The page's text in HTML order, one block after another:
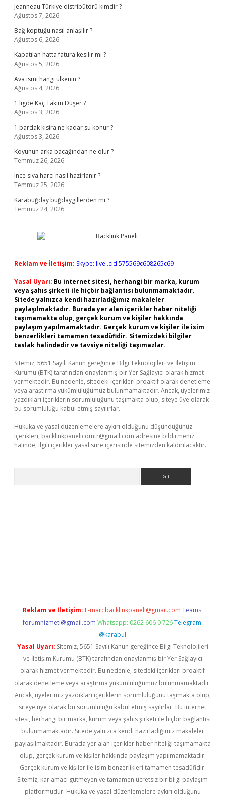
Jeanneau Türkiye distribütörü kimdir ?
Ağustos 7, 2026
Bağ koptuğu nasıl anlaşılır ?
Ağustos 6, 2026
Kapatılan hatta fatura kesilir mi ?
Ağustos 5, 2026
Ava ismi hangi ülkenin ?
Ağustos 4, 2026
1 ligde Kaç Takim Düşer ?
Ağustos 3, 2026
1 bardak kisira ne kadar su konur ?
Ağustos 3, 2026
Koyunun arka bacağından ne olur ?
Temmuz 26, 2026
Ince sıva harcı nasıl hazirlanir ?
Temmuz 25, 2026
Karabuğday buğdaygillerden mi ?
Temmuz 24, 2026
Reklam ve İletişim: Skype: live:.cid.575569c608265c69
Yasal Uyarı: Bu internet sitesi, herhangi bir marka, kurum
veya şahıs şirketi ile hiçbir bağlantısı bulunmamaktadır.
Sitede yalnızca kendi hazırladığımız makaleler
paylaşılmaktadır. Burada yer alan içerikler haber niteliği
taşımamakta olup, gerçek kurum ve kişiler hakkında
paylaşım yapılmamaktadır. Gerçek kurum ve kişiler ile isim
benzerlikleri tamamen tesadüfidir. Sitemizdeki bilgiler
taslak halindedir ve tavsiye niteliği taşımazlar.
Sitemiz, 5651 Sayılı Kanun gereğince Bilgi Teknolojileri ve İletişim
Kurumu (BTK) tarafından onaylanmış bir Yer Sağlayıcı olarak hizmet
vermektedir. Bu nedenle, sitedeki içerikleri proaktif olarak denetleme
veya araştırma yükümlülüğümüz bulunmamaktadır. Ancak, üyelerimiz
yazdıkları içeriklerin sorumluluğunu taşımakta olup, siteye üye olarak
bu sorumluluğu kabul etmiş sayılırlar.
Hukuka ve yasal düzenlemelere aykırı olduğunu düşündüğünüz
içerikleri, backlinkpanelicomtr@gmail.com adresine bildirmeniz
halinde, ilgili içerikler yasal süre içerisinde sitemizden kaldırılacaktır.
Reklam ve İletişim: E-mail: backlinkpaneli@gmail.com Teams:
forumhizmeti@gmail.com Whatsapp: 0262 606 0 726 Telegram:
@karabul
Yasal Uyarı: Sitemiz, 5651 Sayılı Kanun gereğince Bilgi Teknolojileri
ve İletişim Kurumu (BTK) tarafından onaylanmış bir Yer Sağlayıcı
olarak hizmet vermektedir. Bu nedenle, sitedeki içerikleri proaktif
olarak denetleme veya araştırma yükümlülüğümüz bulunmamaktadır.
Ancak, üyelerimiz yazdıkları içeriklerin sorumluluğunu taşımakta olup,
siteye üye olarak bu sorumluluğu kabul etmiş sayılırlar. Bu internet
sitesi, herhangi bir marka, kurum veya şahıs şirketi ile hiçbir bağlantısı
bulunmamaktadır. Sitede yalnızca kendi hazırladığımız makaleler
paylaşılmaktadır. Burada yer alan içerikler haber niteliği taşımamakta
olup, gerçek kurum ve kişiler hakkında paylaşım yapılmamaktadır.
Gerçek kurum ve kişiler ile isim benzerlikleri tamamen tesadüfidir.
Sitemiz, kar amacı gütmeyen ve tamamen ücretsiz bir bilgi paylaşım
platformudur. Hukuka ve yasal düzenlemelere aykırı olduğunu